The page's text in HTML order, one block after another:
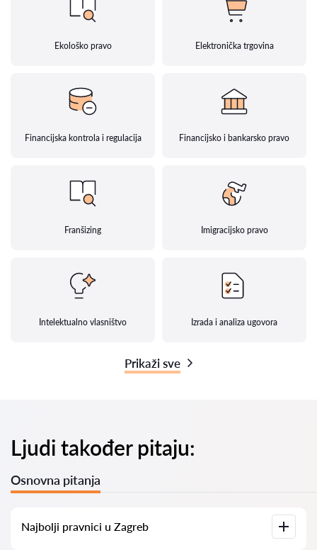
Ekološko pravo Elektronička trgovina
Financijska kontrola i regulacija Financijsko i bankarsko pravo
Franšizing Imigracijsko pravo
Intelektualno vlasništvo Izrada i analiza ugovora
Prikaži sve
Ljudi također pitaju:
Osnovna pitanja
Najbolji pravnici u Zagreb